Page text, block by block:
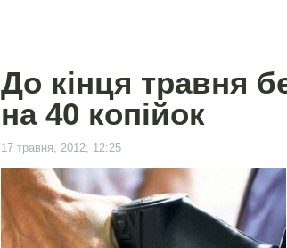
До кінця травня
на 40 копійок
17 травня, 2012, 12:25